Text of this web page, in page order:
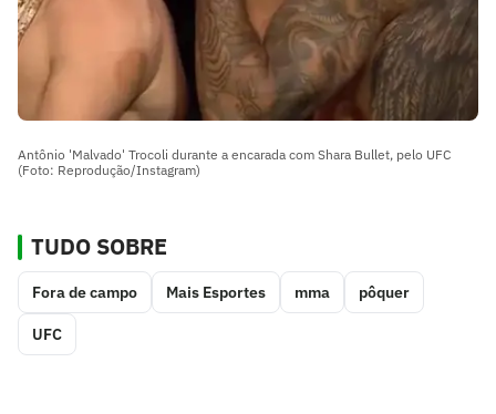
Antônio 'Malvado' Trocoli durante a encarada com Shara Bullet, pelo UFC
(Foto: Reprodução/Instagram)
TUDO SOBRE
Fora de campo Mais Esportes mma pôquer
UFC